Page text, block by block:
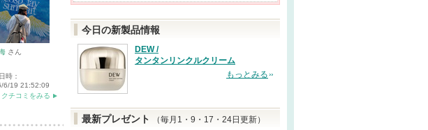
さん
時：
6/19 21:52:09
クチコミをみる
今日の新製品情報
DEW /
タンタンリンクルクリーム
もっとみる
最新プレゼント
（毎月1・9・17・24日更新）